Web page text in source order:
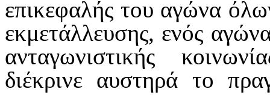
επικεφαλής του αγώνα
εκμετάλλευσης, ενός
ανταγωνιστικής
διέκρινε αυστηρά το